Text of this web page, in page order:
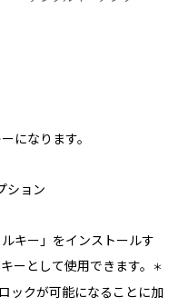
になります。
ション
キー」をインストールす
ーとして使用できます。
＊
ックが可能になることに加